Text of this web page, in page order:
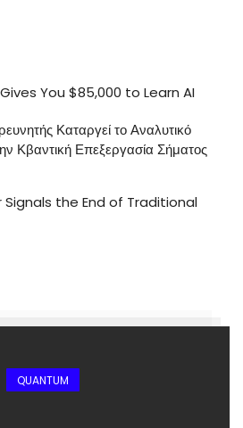
You $85,000 to Learn AI
Καταργεί το Αναλυτικό
Κβαντική Επεξεργασία Σήματος
Signals the End of Traditional
QUANTUM